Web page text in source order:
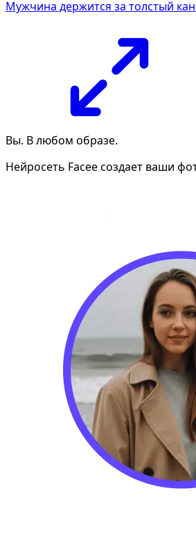
Мужчина держится за толстый
Вы. В любом образе.
Нейросеть Facee создает ваши